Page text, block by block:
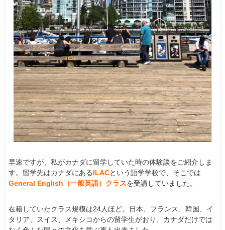
早速ですが、私がカナダに留学していた時の体験談をご紹介しま
す。留学先はカナダにある ILACという語学学校で、そこでは
General English（一般英語）クラスを受講していました。
在籍していたクラス規模は24人ほど。日本、フランス、韓国、イ
タリア、スイス、メキシコからの留学生がおり、カナダだけでは